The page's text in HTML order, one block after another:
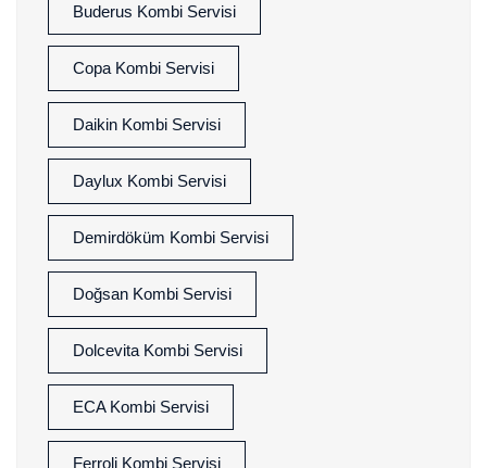
Buderus Kombi Servisi
Copa Kombi Servisi
Daikin Kombi Servisi
Daylux Kombi Servisi
Demirdöküm Kombi Servisi
Doğsan Kombi Servisi
Dolcevita Kombi Servisi
ECA Kombi Servisi
Ferroli Kombi Servisi